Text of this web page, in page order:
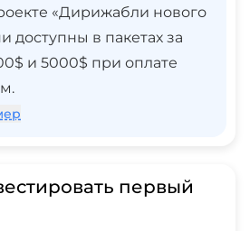
«Дирижабли нового
доступны в пакетах за
и 5000$ при оплате
первый